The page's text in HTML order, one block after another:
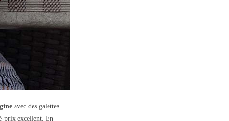
avec des galettes
prix excellent. En